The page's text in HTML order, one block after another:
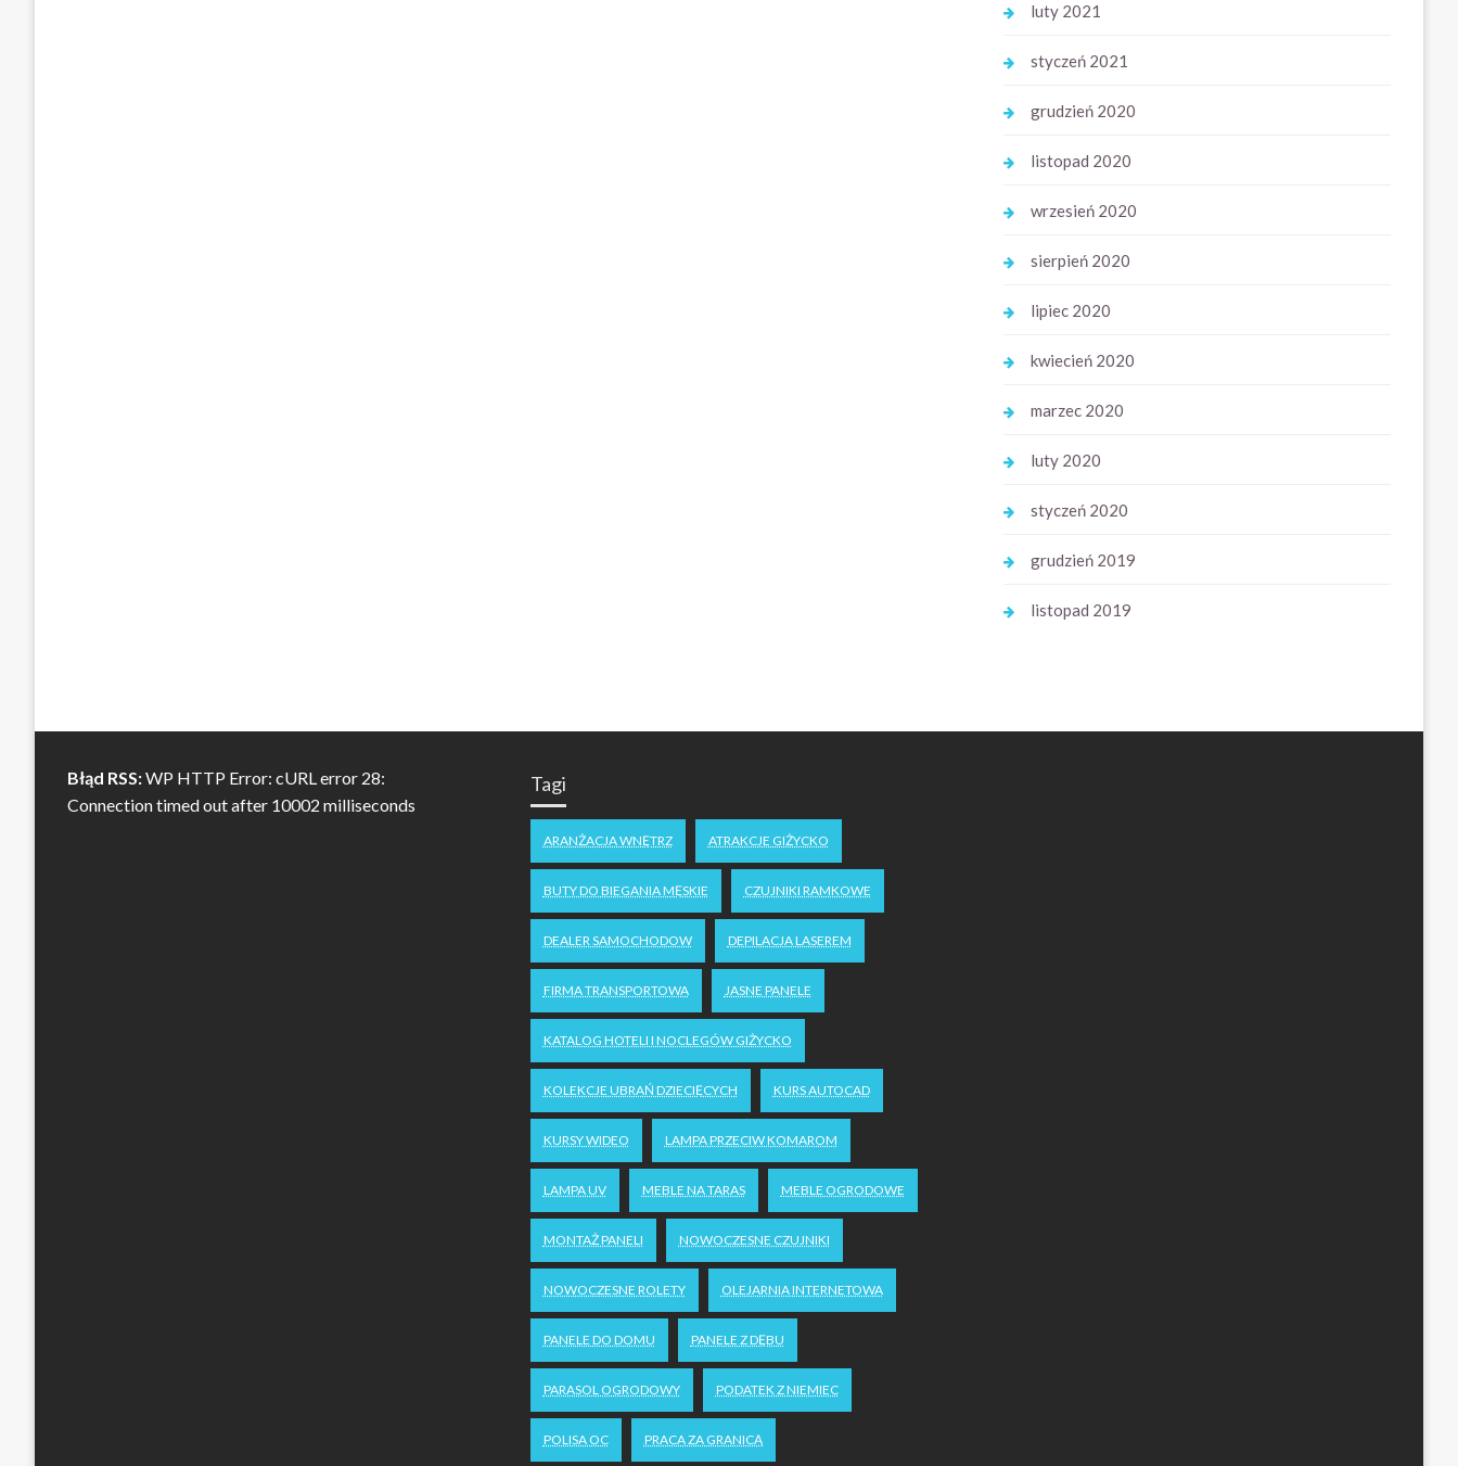
luty 2021
styczeń 2021
grudzień 2020
listopad 2020
wrzesień 2020
sierpień 2020
lipiec 2020
kwiecień 2020
marzec 2020
luty 2020
styczeń 2020
grudzień 2019
listopad 2019
Błąd RSS:WP HTTP Error: cURL error 28:
Connection timed out after 10002 milliseconds
Tagi
ARANŻACJA WNĘTRZ ATRAKCJE GIŻYCKO
BUTY DO BIEGANIA MĘSKIE CZUJNIKI RAMKOWE
DEALER SAMOCHODOW DEPILACJA LASEREM
FIRMA TRANSPORTOWA JASNE PANELE
KATALOG HOTELI I NOCLEGÓW GIŻYCKO
KOLEKCJE UBRAŃ DZIECIĘCYCH KURS AUTOCAD
KURSY WIDEO LAMPA PRZECIW KOMAROM
LAMPA UV MEBLE NA TARAS MEBLE OGRODOWE
MONTAŻ PANELI NOWOCZESNE CZUJNIKI
NOWOCZESNE ROLETY OLEJARNIA INTERNETOWA
PANELE DO DOMU PANELE Z DĘBU
PARASOL OGRODOWY PODATEK Z NIEMIEC
POLISA OC PRACA ZA GRANICĄ